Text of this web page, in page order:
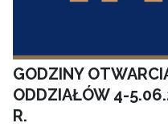
GODZINY
ODDZIAŁÓW 4-
R.